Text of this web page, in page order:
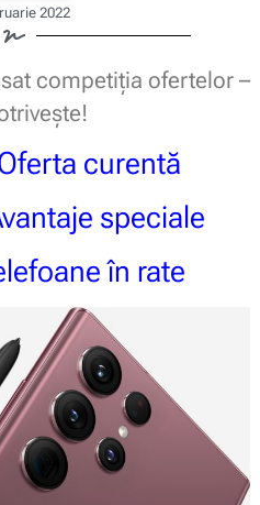
2022
competiția ofertelor –
curentă
speciale
în rate